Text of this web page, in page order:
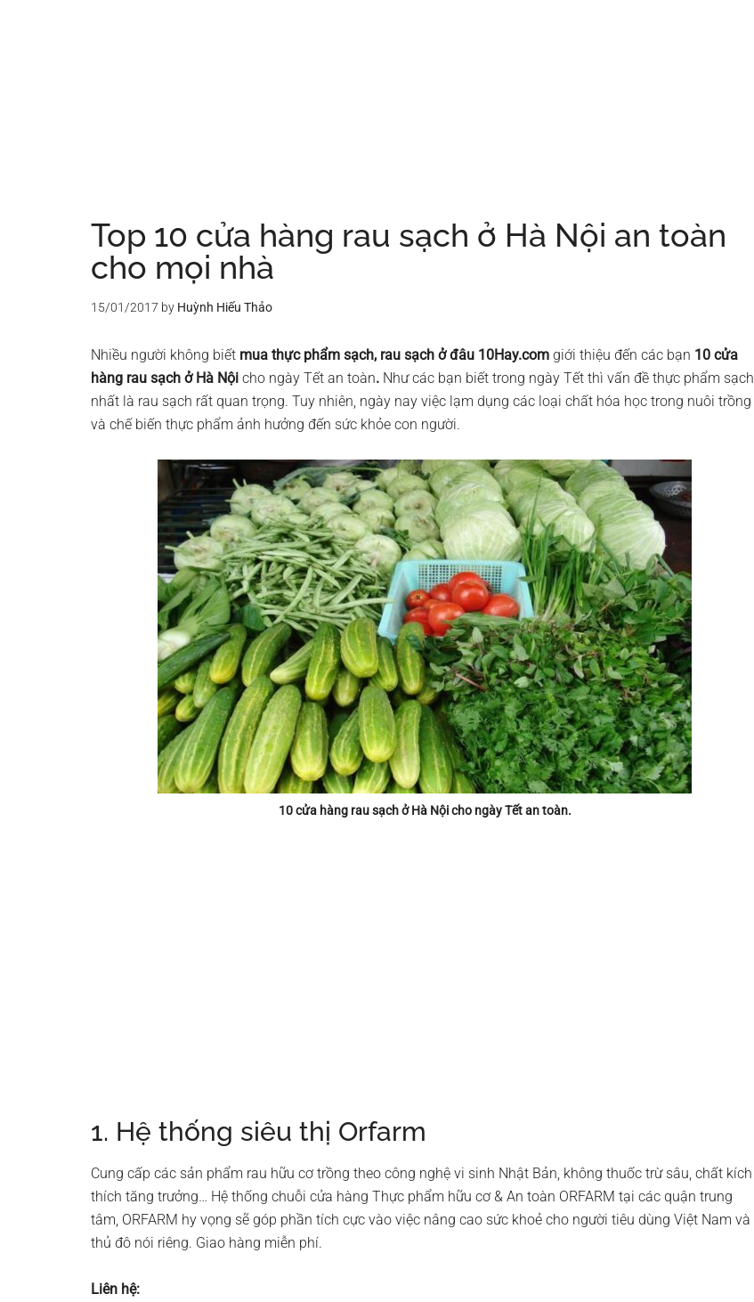
Top 10 cửa hàng rau sạch ở Hà Nội an toàn
cho mọi nhà
15/01/2017 by Huỳnh Hiếu Thảo
Nhiều người không biết mua thực phẩm sạch, rau sạch ở đâu 10Hay.com giới thiệu đến các bạn 10 cửa
hàng rau sạch ở Hà Nội cho ngày Tết an toàn. Như các bạn biết trong ngày Tết thì vấn đề thực phẩm sạch
nhất là rau sạch rất quan trọng. Tuy nhiên, ngày nay việc lạm dụng các loại chất hóa học trong nuôi trồng
và chế biến thực phẩm ảnh hưởng đến sức khỏe con người.
10 cửa hàng rau sạch ở Hà Nội cho ngày Tết an toàn.
1. Hệ thống siêu thị Orfarm
Cung cấp các sản phẩm rau hữu cơ trồng theo công nghệ vi sinh Nhật Bản, không thuốc trừ sâu, chất kích
thích tăng trưởng… Hệ thống chuỗi cửa hàng Thực phẩm hữu cơ & An toàn ORFARM tại các quận trung
tâm, ORFARM hy vọng sẽ góp phần tích cực vào việc nâng cao sức khoẻ cho người tiêu dùng Việt Nam và
thủ đô nói riêng. Giao hàng miễn phí.
Liên hệ: